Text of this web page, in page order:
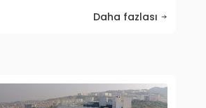
Daha fazlası